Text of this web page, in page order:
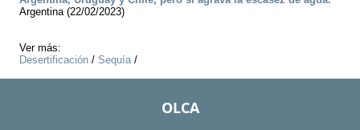
Argentina (22/02/2023)
Ver más:
Desertificación / Sequía/
OLCA